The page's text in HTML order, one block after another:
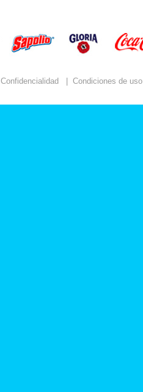
Confidencialidad Condiciones de uso